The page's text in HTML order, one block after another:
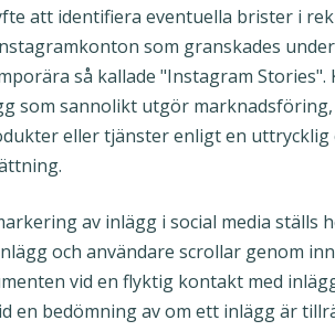
att identifiera eventuella brister i
som granskades
så kallade "Instagram
som sannolikt utgör
eller tjänster enligt en
av inlägg i social media
och användare scrollar genom
vid en flyktig kontakt med
en bedömning av om ett inlägg är